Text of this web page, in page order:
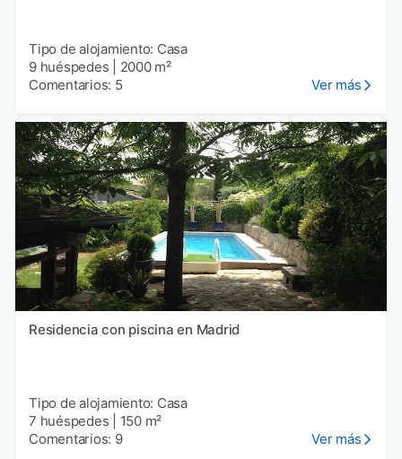
Tipo de alojamiento: Casa
9 huéspedes
2000 m²
Comentarios: 5
Ver más
Residencia con piscina en Madrid
Tipo de alojamiento: Casa
7 huéspedes
150 m²
Comentarios: 9
Ver más